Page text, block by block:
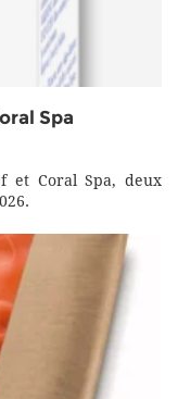
Spa
et Coral Spa, deux